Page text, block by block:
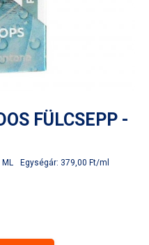
FÜLCSEPP -
ML Egységár: 379,00 Ft/ml